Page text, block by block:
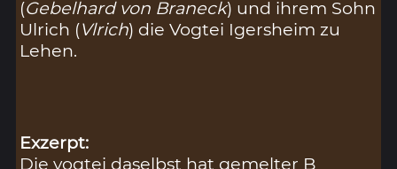
(Gebelhard von Braneck) und ihrem Sohn
Ulrich (Vlrich) die Vogtei Igersheim zu
Lehen.
Exzerpt:
Die vogtei daselbst hat gemelter B